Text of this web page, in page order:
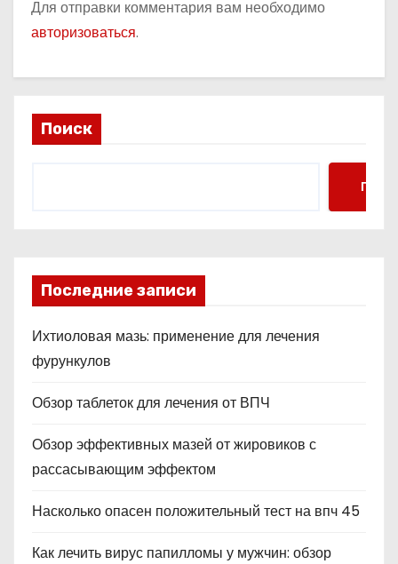
Для отправки комментария вам необходимо
авторизоваться.
Поиск
Поиск
Последние записи
Ихтиоловая мазь: применение для лечения
фурункулов
Обзор таблеток для лечения от ВПЧ
Обзор эффективных мазей от жировиков с
рассасывающим эффектом
Насколько опасен положительный тест на впч 45
Как лечить вирус папилломы у мужчин: обзор